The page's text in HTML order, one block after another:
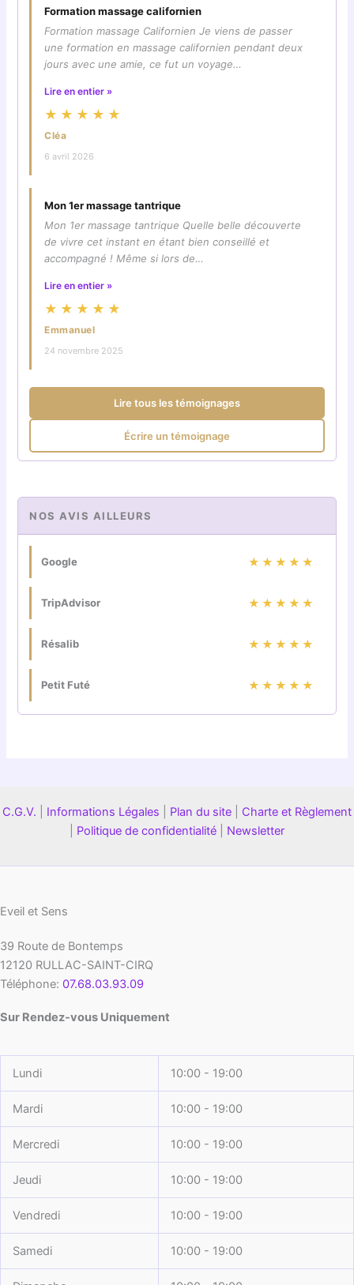
Formation massage californien
Formation massage Californien Je viens de passer
une formation en massage californien pendant deux
jours avec une amie, ce fut un voyage…
Lire en entier »
★★★★★
Cléa
6 avril 2026
Mon 1er massage tantrique
Mon 1er massage tantrique Quelle belle découverte
de vivre cet instant en étant bien conseillé et
accompagné ! Même si lors de…
Lire en entier »
★★★★★
Emmanuel
24 novembre 2025
Lire tous les témoignages
Écrire un témoignage
NOS AVIS AILLEURS
Google ★★★★★
TripAdvisor ★★★★★
Résalib ★★★★★
Petit Futé ★★★★★
C.G.V. Informations Légales Plan du site
Charte et Règlement
Politique de confidentialité Newsletter
Eveil et Sens
39 Route de Bontemps
12120 RULLAC-SAINT-CIRQ
Téléphone: 07.68.03.93.09
Sur Rendez-vous Uniquement
Lundi 10:00 - 19:00
Mardi 10:00 - 19:00
Mercredi 10:00 - 19:00
Jeudi 10:00 - 19:00
Vendredi 10:00 - 19:00
Samedi 10:00 - 19:00